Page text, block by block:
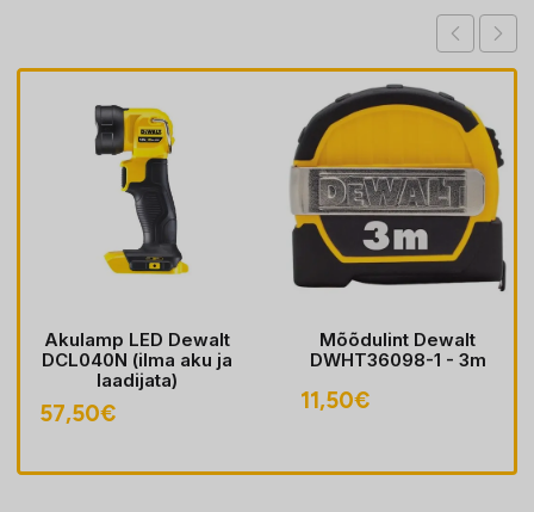
Akulamp LED Dewalt
DCL040N (ilma aku ja
laadijata)
57,50€
Mõõdulint Dewalt
DWHT36098-1 - 3m
11,50€